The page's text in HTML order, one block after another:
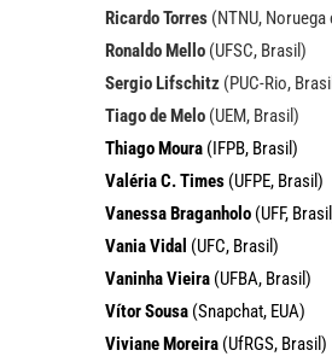
Ricardo Torres (NTNU, Noruega
Ronaldo Mello (UFSC, Brasil)
Sergio Lifschitz (PUC-Rio,
Tiago de Melo (UEM, Brasil)
Thiago Moura (IFPB, Brasil)
Valéria C. Times (UFPE, Brasil)
Vanessa Braganholo (UFF,
Vania Vidal (UFC, Brasil)
Vaninha Vieira (UFBA, Brasil)
Vítor Sousa (Snapchat, EUA)
Viviane Moreira (UfRGS, Brasil)